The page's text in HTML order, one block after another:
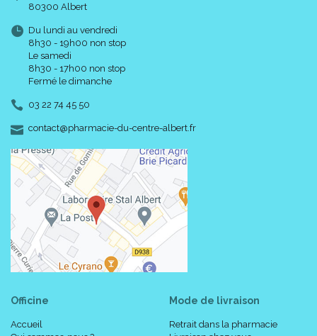
80300 Albert
Du lundi au vendredi
8h30 - 19h00 non stop
Le samedi
8h30 - 17h00 non stop
Fermé le dimanche
03 22 74 45 50
contact-
@-
pharmacie-du-centre-albert.fr
Officine
Accueil
Mode de livraison
Retrait dans la pharmacie